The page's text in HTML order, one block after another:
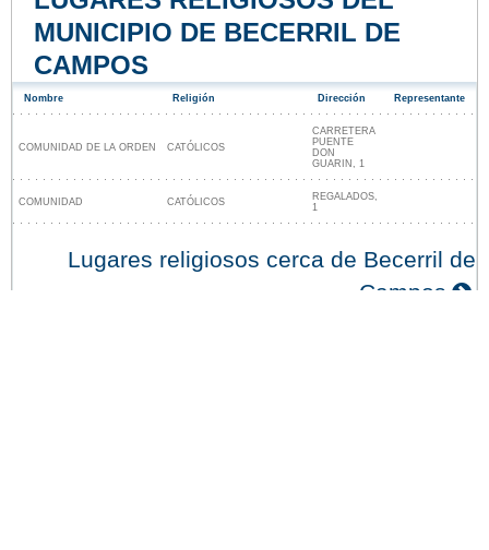
MUNICIPIO DE BECERRIL DE
CAMPOS
Nombre Religión Dirección Representante
COMUNIDAD DE LA ORDEN CATÓLICOS
CARRETERA
PUENTE
DON
GUARIN, 1
COMUNIDAD CATÓLICOS
REGALADOS,
1
Lugares religiosos cerca de Becerril de
Campos